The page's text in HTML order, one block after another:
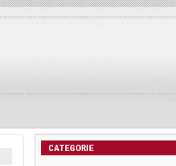
CATEGORIE